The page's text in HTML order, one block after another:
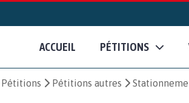
ACCUEIL PÉTITIONS
Pétitions Pétitions autres